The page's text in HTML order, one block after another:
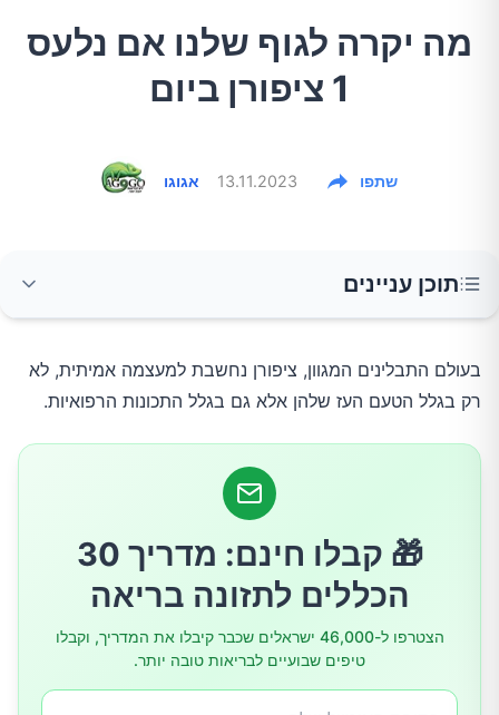
מה יקרה לגוף שלנו אם נלעס
1 ציפורן ביום
אגוגו 13.11.2023 שתפו
תוכן עניינים
1. כמות גדולה של נוגדי חמצון
6. תמיכה בבריאות הכבד
בעולם התבלינים המגוון, ציפורן נחשבת למעצמה אמיתית, לא
רק בגלל הטעם העז שלהן אלא גם בגלל התכונות הרפואיות.
🎁 קבלו חינם: מדריך 30
הכללים לתזונה בריאה
הצטרפו ל-46,000 ישראלים שכבר קיבלו את המדריך, וקבלו
טיפים שבועיים לבריאות טובה יותר.